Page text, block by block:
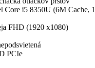
Core i5 8350U (6M Cache,
FHD (1920 x1080)
PCIe